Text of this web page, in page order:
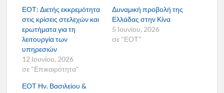
ΕΟΤ: Διετής εκκρεμότητα
στις κρίσεις στελεχών και
ερωτήματα για τη
λειτουργία των
υπηρεσιών
12 Ιουνίου, 2026
σε "Επικαιρότητα"
Δυναμική προβολή της
Ελλάδας στην Κίνα
5 Ιουνίου, 2026
σε "ΕΟΤ"
ΕΟΤ Ην. Βασιλείου &